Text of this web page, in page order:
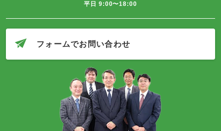
平日 9:00〜18:00
フォームでお問い合わせ